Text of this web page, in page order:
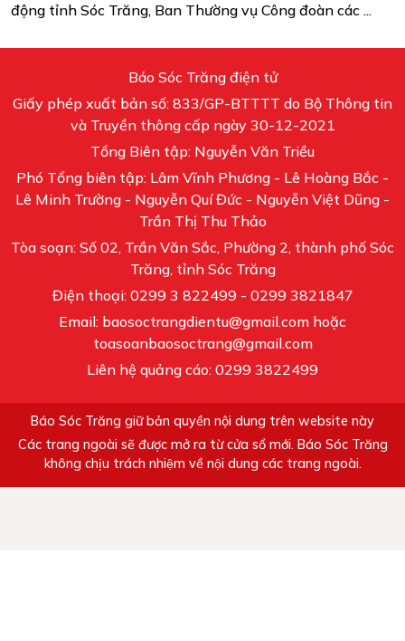
động tỉnh Sóc Trăng, Ban Thường vụ Công đoàn các ...
Báo Sóc Trăng điện tử
Giấy phép xuất bản số: 833/GP-BTTTT do Bộ Thông tin
và Truyền thông cấp ngày 30-12-2021
Tổng Biên tập: Nguyễn Văn Triều
Phó Tổng biên tập: Lâm Vĩnh Phương - Lê Hoàng Bắc -
Lê Minh Trường - Nguyễn Quí Đức - Nguyễn Việt Dũng -
Trần Thị Thu Thảo
Tòa soạn: Số 02, Trần Văn Sắc, Phường 2, thành phố Sóc
Trăng, tỉnh Sóc Trăng
Điện thoại: 0299 3 822499 - 0299 3821847
Email: baosoctrangdientu@gmail.com hoặc
toasoanbaosoctrang@gmail.com
Liên hệ quảng cáo: 0299 3822499
Báo Sóc Trăng giữ bản quyền nội dung trên website này
Các trang ngoài sẽ được mở ra từ cửa sổ mới. Báo Sóc Trăng
không chịu trách nhiệm về nội dung các trang ngoài.